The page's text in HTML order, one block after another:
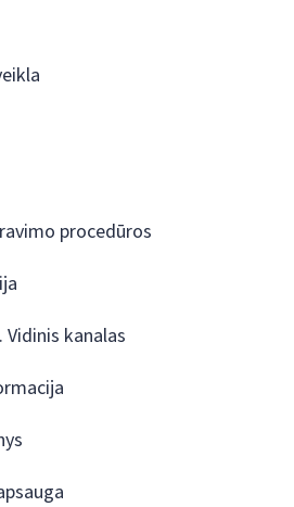
procedūros
Vidinis kanalas